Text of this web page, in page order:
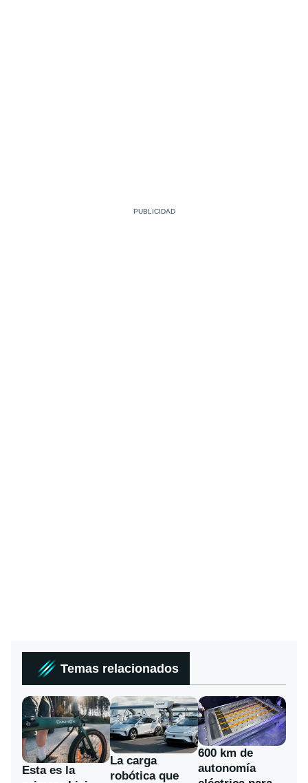
Temas relacionados
Esta es la
La carga
robótica que
600 km de
autonomía